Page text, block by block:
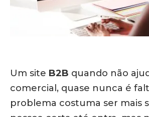
Um site B2B quando não
comercial, quase nunca é
problema costuma ser mais